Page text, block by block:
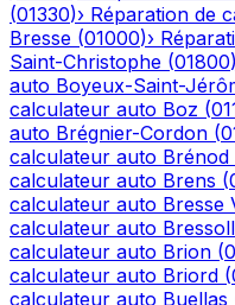
(01330)› Réparation de
Bresse (01000)›
Saint-Christophe (01800)
auto Boyeux-Saint-
calculateur auto Boz (
auto Brégnier-Cordon (
calculateur auto Brénod
calculateur auto Brens (
calculateur auto Bresse
calculateur auto
calculateur auto Brion (
calculateur auto Briord (
calculateur auto Buellas